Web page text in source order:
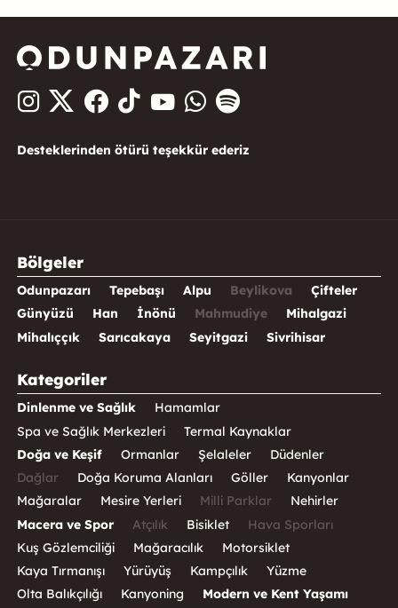
Desteklerinden ötürü teşekkür ederiz
Bölgeler
Odunpazarı Tepebaşı Alpu Beylikova
Çifteler
Günyüzü
Han İnönü Mahmudiye
Mihalgazi
Mihalıççık
Sarıcakaya Seyitgazi Sivrihisar
Kategoriler
Dinlenme ve Sağlık
Hamamlar
Spa ve Sağlık Merkezleri
Termal Kaynaklar
Doğa ve Keşif
Ormanlar Şelaleler
Düdenler
Dağlar
Doğa Koruma Alanları Göller
Kanyonlar
Mağaralar
Mesire Yerleri Milli Parklar
Nehirler
Macera ve Spor
Atçılık Bisiklet
Hava Sporları
Kuş Gözlemciliği
Mağaracılık
Motorsiklet
Kaya Tırmanışı
Yürüyüş Kampçılık
Yüzme
Olta Balıkçılığı
Kanyoning
Modern ve Kent Yaşamı